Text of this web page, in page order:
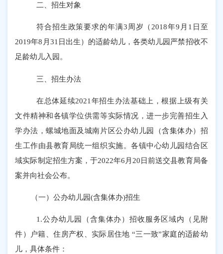
二、招生对象
符合招生政策要求的年满3周岁（2018年9月1日至
2019年8月31日出生）的适龄幼儿，各类幼儿园严禁招收不
足龄幼儿入园。
三、招生办法
在总体延续2021年招生办法基础上，根据上级有关
文件精神和各镇学位供需等实际情况，进一步完善招生入
学办法，螺城地面及城南片区公办幼儿园（含集体办）招
生工作由县教育局统一组织实施。各镇中心幼儿园结合区
域实际制定招生方案，于2022年6月20日前送交县教育局备
案并向社会公布。
（一）公办幼儿园(含集体办)招生
1.公办幼儿园（含集体办）招收服务区域内（见附
件）户籍、住房产权、实际居住地 “三一致”家庭的适龄幼
儿，具体条件：